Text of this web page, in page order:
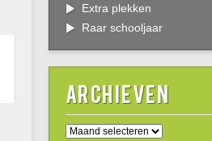
Extra plekken
Raar schooljaar
Archieven
Archieven